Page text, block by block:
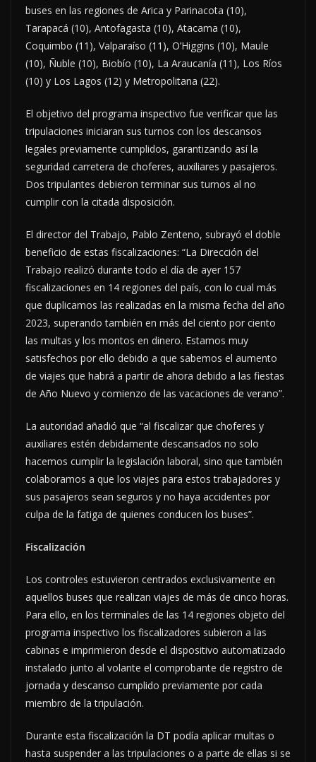
buses en las regiones de Arica y Parinacota (10),
Tarapacá (10), Antofagasta (10), Atacama (10),
Coquimbo (11), Valparaíso (11), O’Higgins (10), Maule
(10), Ñuble (10), Biobío (10), La Araucanía (11), Los Ríos
(10) y Los Lagos (12) y Metropolitana (22).
El objetivo del programa inspectivo fue verificar que las
tripulaciones iniciaran sus turnos con los descansos
legales previamente cumplidos, garantizando así la
seguridad carretera de choferes, auxiliares y pasajeros.
Dos tripulantes debieron terminar sus turnos al no
cumplir con la citada disposición.
El director del Trabajo, Pablo Zenteno, subrayó el doble
beneficio de estas fiscalizaciones: “La Dirección del
Trabajo realizó durante todo el día de ayer 157
fiscalizaciones en 14 regiones del país, con lo cual más
que duplicamos las realizadas en la misma fecha del año
2023, superando también en más del ciento por ciento
las multas y los montos en dinero. Estamos muy
satisfechos por ello debido a que sabemos el aumento
de viajes que habrá a partir de ahora debido a las fiestas
de Año Nuevo y comienzo de las vacaciones de verano”.
La autoridad añadió que “al fiscalizar que choferes y
auxiliares estén debidamente descansados no solo
hacemos cumplir la legislación laboral, sino que también
colaboramos a que los viajes para estos trabajadores y
sus pasajeros sean seguros y no haya accidentes por
culpa de la fatiga de quienes conducen los buses”.
Fiscalización
Los controles estuvieron centrados exclusivamente en
aquellos buses que realizan viajes de más de cinco horas.
Para ello, en los terminales de las 14 regiones objeto del
programa inspectivo los fiscalizadores subieron a las
cabinas e imprimieron desde el dispositivo automatizado
instalado junto al volante el comprobante de registro de
jornada y descanso cumplido previamente por cada
miembro de la tripulación.
Durante esta fiscalización la DT podía aplicar multas o
hasta suspender a las tripulaciones o a parte de ellas si se